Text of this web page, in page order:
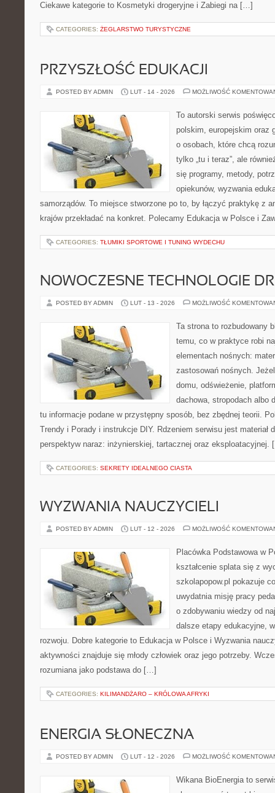
Ciekawe kategorie to Kosmetyki drogeryjne i Zabiegi na […]
CATEGORIES: ŻEGLARSTWO TURYSTYCZNE
PRZYSZŁOŚĆ EDUKACJI
POSTED BY ADMIN LUT - 14 - 2026 MOŻLIWOŚĆ
To autorski serwis
polskim, europejskim oraz
o osobach, które chcą
tylko „tu i teraz”, ale
się programy, metody,
opiekunów, wyzwania
samorządów. To miejsce stworzone po to, by łączyć praktykę z
krajów przekładać na konkret. Polecamy Edukacja w Polsce i
CATEGORIES: TŁUMIKI SPORTOWE I TUNING WYDECHU
NOWOCZESNE TECHNOLOGIE
POSTED BY ADMIN LUT - 13 - 2026 MOŻLIWOŚĆ
Ta strona to rozbudowany
temu, co w praktyce robi
elementach nośnych:
zastosowań nośnych.
domu, odświeżenie,
dachowa, stropodach albo
tu informacje podane w przystępny sposób, bez zbędnej teorii.
Trendy i Porady i instrukcje DIY. Rdzeniem serwisu jest materiał
perspektyw naraz: inżynierskiej, tartacznej oraz eksploatacyjnej.
CATEGORIES: SEKRETY IDEALNEGO CIASTA
WYZWANIA NAUCZYCIELI
POSTED BY ADMIN LUT - 12 - 2026 MOŻLIWOŚĆ
Placówka Podstawowa w
kształcenie splata się z
szkolapopow.pl pokazuje
uwydatnia misję pracy
o zdobywaniu wiedzy od
dalsze etapy edukacyjne,
rozwoju. Dobre kategorie to Edukacja w Polsce i Wyzwania
aktywności znajduje się młody człowiek oraz jego potrzeby.
rozumiana jako podstawa do […]
CATEGORIES: KILIMANDŻARO – KRÓLOWA AFRYKI
ENERGIA SŁONECZNA
POSTED BY ADMIN LUT - 12 - 2026 MOŻLIWOŚĆ
Wikana BioEnergia to